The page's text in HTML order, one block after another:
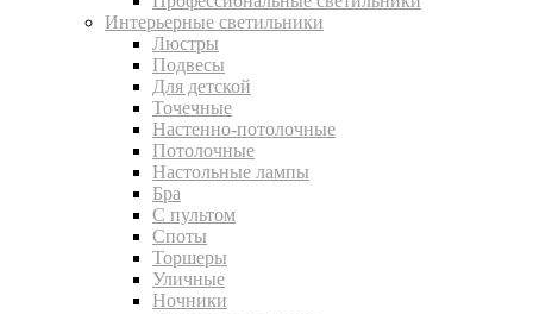
Интерьерные светильники
Люстры
Подвесы
Для детской
Точечные
Настенно-потолочные
Потолочные
Настольные лампы
Бра
С пультом
Споты
Торшеры
Уличные
Ночники